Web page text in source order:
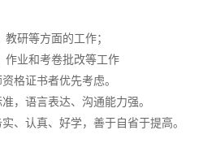
研等方面的工作；
作业和考卷批改等工作
格证书者优先考虑。
，语言表达、沟通能力强。
、认真、好学，善于自省于提高。